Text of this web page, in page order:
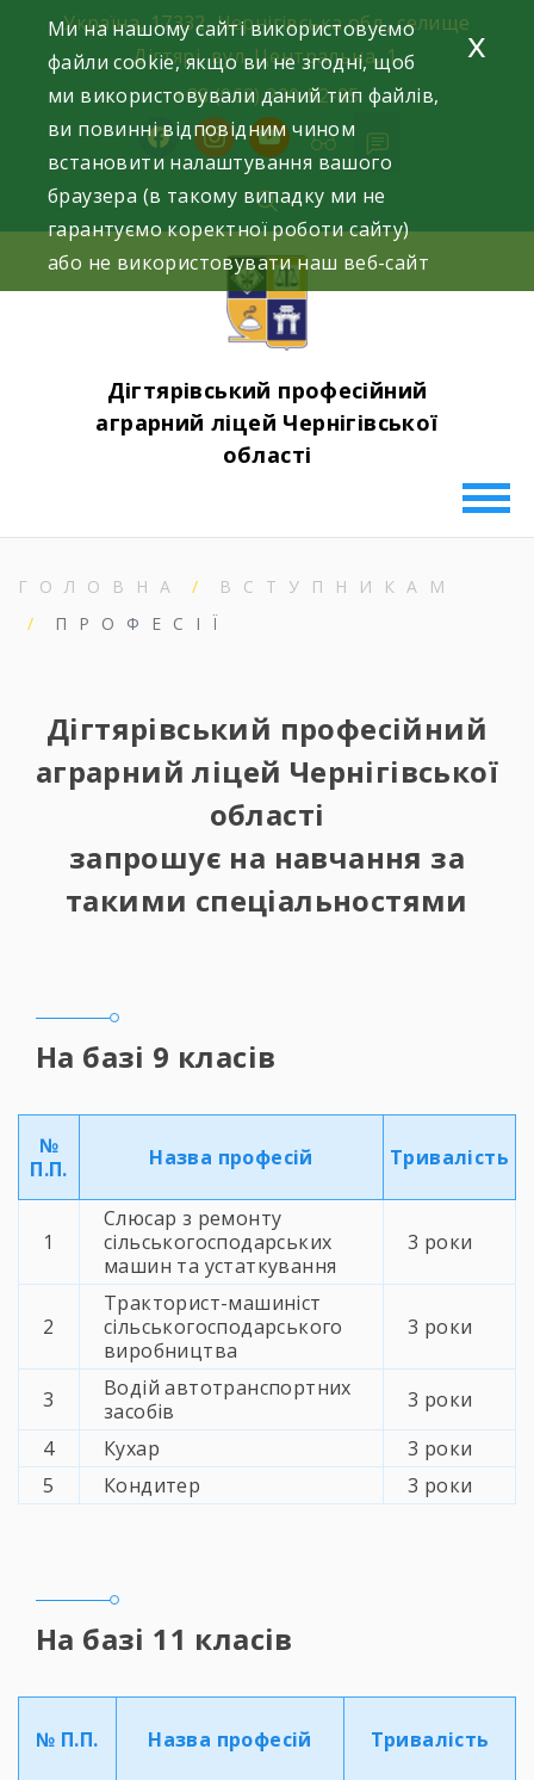
content
Україна, 17332, Чернігівська обл., селище
Дігтярі, вул. Центральна, 1.
+38 (063) 220-52-85
facebookinstagramyoutube
Дігтярівський професійний
аграрний ліцей Чернігівської
області
ГОЛОВНА
ВСТУПНИКАМ
ПРОФЕСІЇ
Дігтярівський професійний
аграрний ліцей Чернігівської
області
запрошує на навчання за
такими спеціальностями
На базі 9 класів
№
П.П.
Назва професій Тривалiсть
1
Слюсар з ремонту
сільськогосподарських
машин та устаткування
3 роки
2
Тракторист-машиніст
сільськогосподарського
виробництва
3 роки
3
Водій автотранспортних
засобів
3 роки
4
Кухар
3 роки
5
Кондитер 3 роки
На базі 11 класів
№ П.П. Назва професій Тривалiсть
Ми на нашому сайті використовуємо
файли cookie, якщо ви не згодні, щоб
ми використовували даний тип файлів,
ви повинні відповідним чином
встановити налаштування вашого
браузера (в такому випадку ми не
гарантуємо коректної роботи сайту)
або не використовувати наш веб-сайт
x